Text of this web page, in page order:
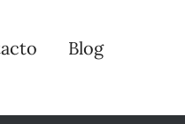
Blog